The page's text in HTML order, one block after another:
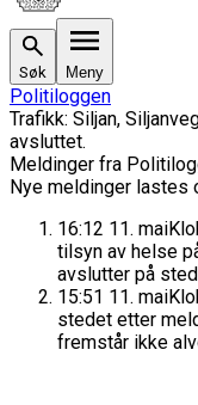
Søk Meny
Politiloggen
Trafikk: Siljan,
avsluttet.
Meldinger fra
Nye meldinger lastes
16:12 11. mai
tilsyn av helse
avslutter på
15:51 11. mai
stedet etter
fremstår ikke